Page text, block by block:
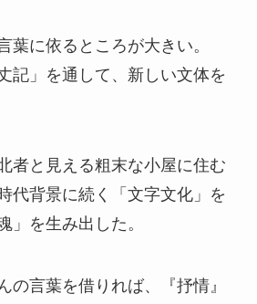
に依るところが大きい。
記」を通して、新しい文体を
者と見える粗末な小屋に住む
代背景に続く「文字文化」を
」を生み出した。
言葉を借りれば、『抒情』